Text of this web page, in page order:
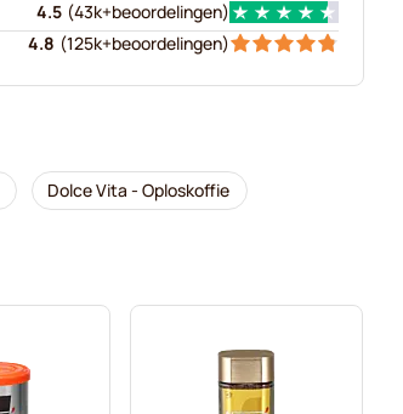
4.5 (43k+beoordelingen)
4.8 (125k+beoordelingen)
Dolce Vita - Oploskoffie